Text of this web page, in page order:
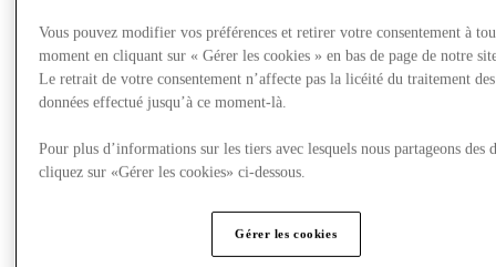
Vous pouvez modifier vos préférences et retirer votre consentement à
moment en cliquant sur « Gérer les cookies » en bas de page de notre
Le retrait de votre consentement n’affecte pas la licéité du traitement des
données effectué jusqu’à ce moment-là.
Pour plus d’informations sur les tiers avec lesquels nous partageons des
cliquez sur «Gérer les cookies» ci-dessous.
Gérer les cookies